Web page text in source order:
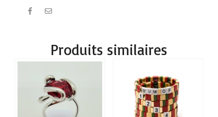
Produits similaires